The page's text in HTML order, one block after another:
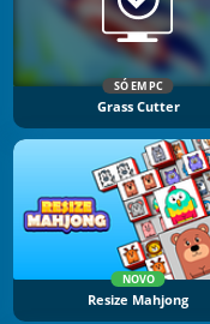
SÓ EM PC
Grass Cutter
NOVO
Resize Mahjong